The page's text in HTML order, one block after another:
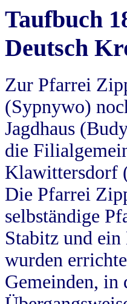
Taufbuch
Deutsch
Zur Pfarrei
(Sypnywo)
Jagdhaus
die
Klawittersdorf
Die Pfarrei
selbständige
Stabitz und
wurden
Gemeinden, in